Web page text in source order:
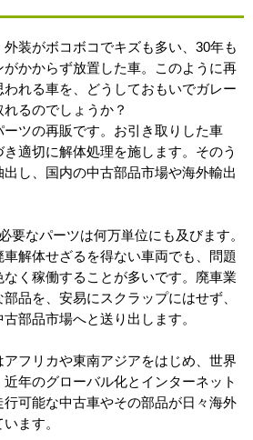
装がボコボコでキズも多い、30年も
かからず放置した車。このように再
れる車を、どうしておもいでガレー
るのでしょうか？
ツの再販です。お引き取りした車
適切に解体処理を施します。そのう
し、国内の中古部品市場や海外輸出
要なパーツは何万単位にも及びます。
解体せざるを得ない車両でも、問題
く稼働することが多いです。廃車業
品を、安易にスクラップにはせず、
部品市場へと送り出します。
フリカや東南アジアをはじめ、世界
年のグローバル化とインターネット
可能な中古車やその部品が日々海外
ます。